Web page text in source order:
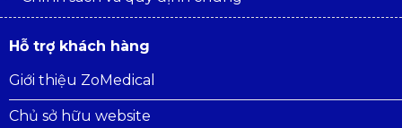
Hỗ trợ khách hàng
Giới thiệu ZoMedical
Chủ sở hữu website